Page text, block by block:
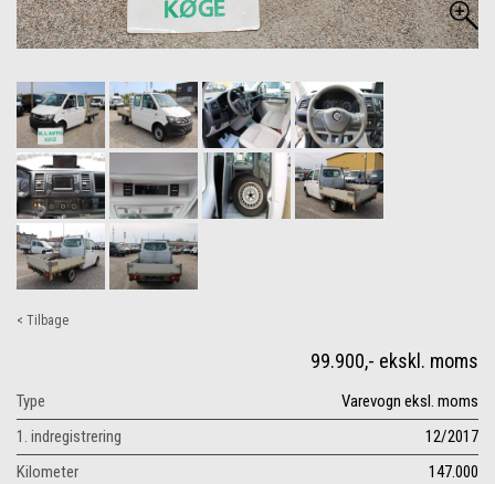
< Tilbage
99.900,- ekskl. moms
Type
Varevogn eksl. moms
1. indregistrering
12/2017
Kilometer
147.000